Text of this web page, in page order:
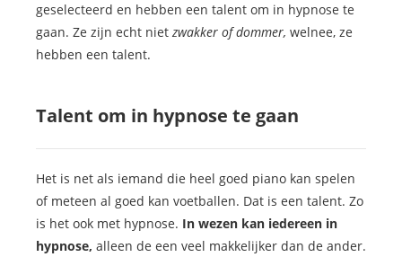
geselecteerd en hebben een talent om in hypnose te
gaan. Ze zijn echt niet zwakker of dommer, welnee, ze
hebben een talent.
Talent om in hypnose te gaan
Het is net als iemand die heel goed piano kan spelen
of meteen al goed kan voetballen. Dat is een talent. Zo
is het ook met hypnose. In wezen kan iedereen in
hypnose, alleen de een veel makkelijker dan de ander.